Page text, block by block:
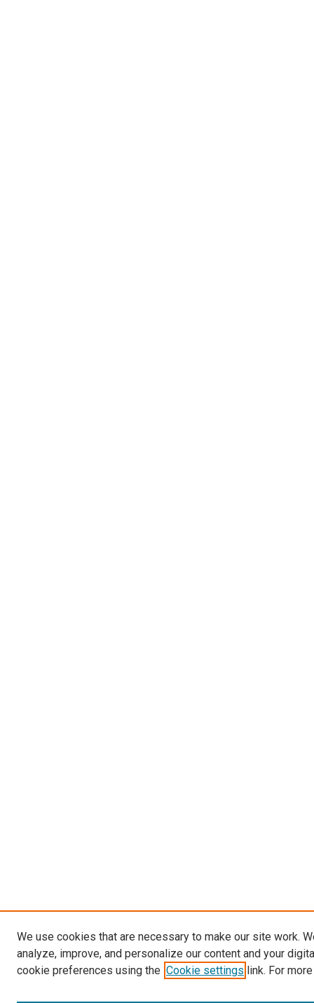
We use cookies that are necessary to make our site work.
analyze, improve, and personalize our content and your
cookie preferences using the Cookie settings link. For